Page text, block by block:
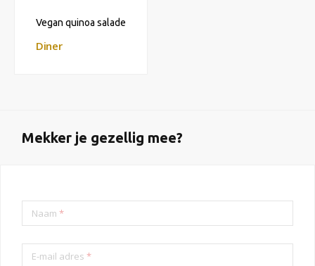
Vegan quinoa salade
Diner
Mekker je gezellig mee?
Naam *
E-mail adres *